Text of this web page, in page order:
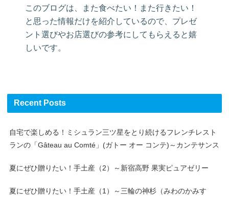
このブログは、また食べたい！また行きたい！
と思った情報だけを紹介しているので、プレゼ
ント選びやお店選びの参考にしてもらえると嬉
しいです。
Recent Posts
自宅で楽しめる！ミシュラン三ツ星をとり続けるフレンチレスト
ランの「Gâteau au Comté」(ガトー オー コンテ)～カンテサンス
夏にぜひ贈りたい！手土産（2）～新宿高野 果実ピュアゼリー
夏にぜひ贈りたい！手土産（1）～三輪の神杉（みわのかみす